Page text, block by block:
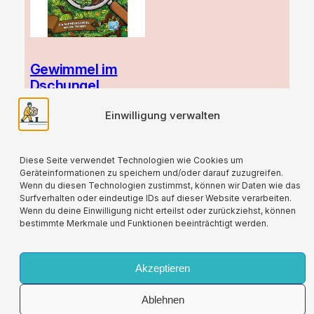
Einwilligung verwalten
Diese Seite verwendet Technologien wie Cookies um
Geräteinformationen zu speichern und/oder darauf zuzugreifen.
Wenn du diesen Technologien zustimmst, können wir Daten wie das
Surfverhalten oder eindeutige IDs auf dieser Website verarbeiten.
Wenn du deine Einwilligung nicht erteilst oder zurückziehst, können
bestimmte Merkmale und Funktionen beeinträchtigt werden.
Akzeptieren
Ablehnen
Gewimmel im
Dschungel
13,00
Ursprünglicher
13,00 €
Aktueller
10,00 €.
Für alle verwendeten Versandverpackungen
Kompensation geleistet.
Impressum